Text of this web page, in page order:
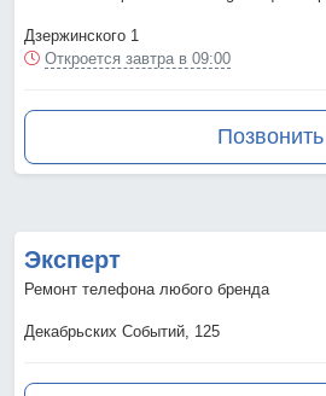
Дзержинского 1
Откроется завтра в 09:00
Позвонить
Эксперт
Ремонт телефона любого бренда
Декабрьских Событий, 125